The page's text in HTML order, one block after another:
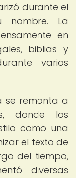
durante el
nombre. La
en
biblias y
varios
se remonta a
donde los
como una
el texto de
del tiempo,
diversas